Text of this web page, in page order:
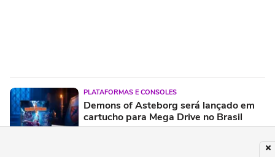
PLATAFORMAS E CONSOLES
Demons of Asteborg será lançado em
cartucho para Mega Drive no Brasil